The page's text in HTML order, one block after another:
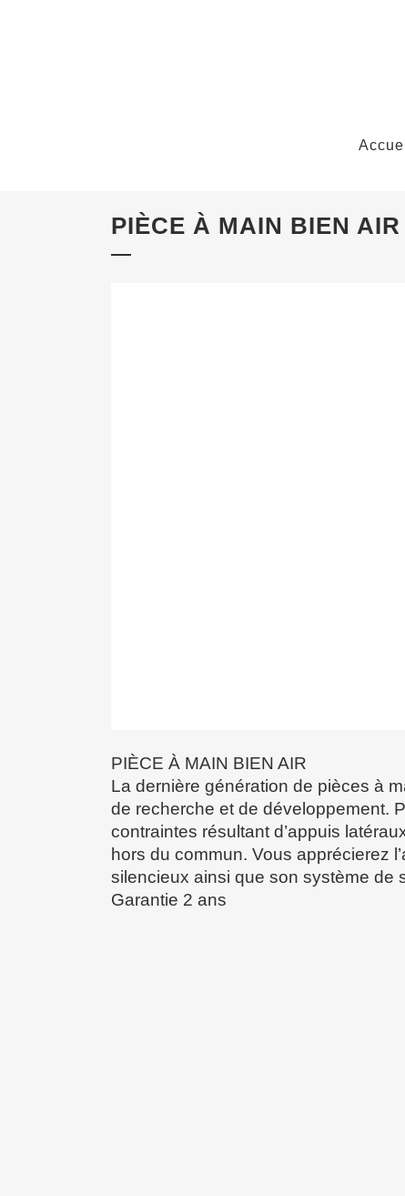
PIÈCE À MAIN BIEN AIR
PIÈCE À MAIN BIEN AIR
La dernière génération de pièces à
de recherche et de développement.
contraintes résultant d’appuis
hors du commun. Vous apprécierez
silencieux ainsi que son système de
Garantie 2 ans